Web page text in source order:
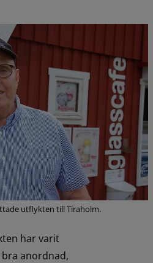
utflykten till Tiraholm.
har varit
anordnad,